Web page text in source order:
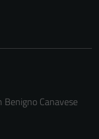
Benigno Canavese